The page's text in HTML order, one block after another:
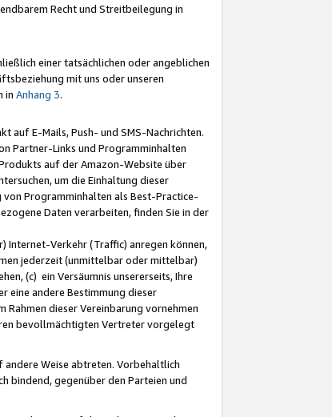
Recht und Streitbeilegung in
einer tatsächlichen oder angeblichen
mit uns oder unseren
in Anhang 3.
auf E-Mails, Push- und SMS-Nachrichten.
Partner-Links und Programminhalten
auf der Amazon-Website über
um die Einhaltung dieser
Programminhalten als Best-Practice-
Daten verarbeiten, finden Sie in der
Internet-Verkehr (Traffic) anregen können,
jederzeit (unmittelbar oder mittelbar)
(c) ein Versäumnis unsererseits, Ihre
eine andere Bestimmung dieser
dieser Vereinbarung vornehmen
bevollmächtigten Vertreter vorgelegt
andere Weise abtreten. Vorbehaltlich
bindend, gegenüber den Parteien und